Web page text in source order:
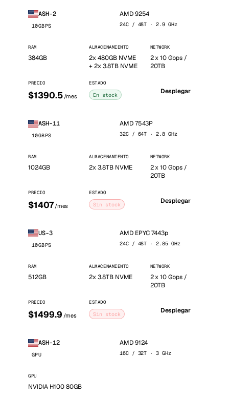
ASH-2
10GBPS
AMD 9254
24C / 48T · 2.9 GHz
RAM
384GB
ALMACENAMIENTO
2x 480GB NVME
+ 2x 3.8TB NVME
NETWORK
2 x 10 Gbps /
20TB
PRECIO
$1390.5 /mes
ESTADO
En stock Desplegar
ASH-11
10GBPS
AMD 7543P
32C / 64T · 2.8 GHz
RAM
1024GB
ALMACENAMIENTO
2x 3.8TB NVME
NETWORK
2 x 10 Gbps /
20TB
PRECIO
$1407 /mes
ESTADO
Sin stock Desplegar
US-3
10GBPS
AMD EPYC 7443p
24C / 48T · 2.85 GHz
RAM
512GB
ALMACENAMIENTO
2x 3.8TB NVME
NETWORK
2 x 10 Gbps /
20TB
PRECIO
$1499.9 /mes
ESTADO
Sin stock Desplegar
ASH-12
GPU
AMD 9124
16C / 32T · 3 GHz
GPU
NVIDIA H100 80GB